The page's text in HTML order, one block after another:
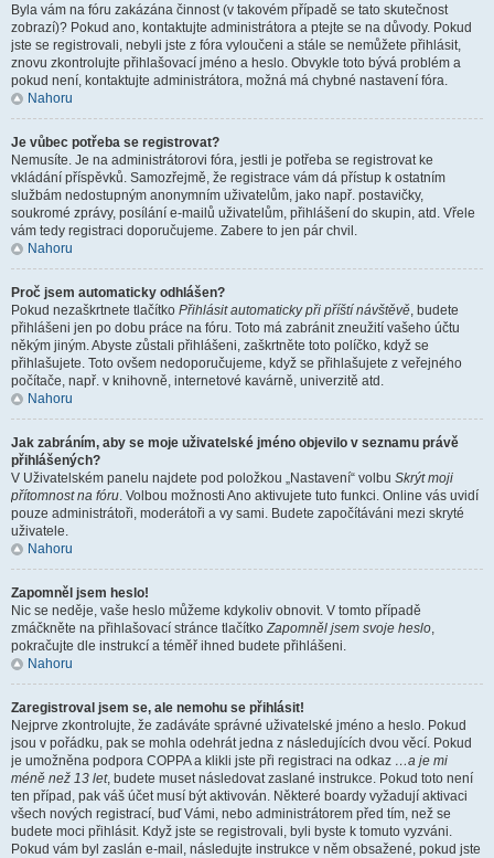
Byla vám na fóru zakázána činnost (v takovém případě se tato skutečnost
zobrazí)? Pokud ano, kontaktujte administrátora a ptejte se na důvody. Pokud
jste se registrovali, nebyli jste z fóra vyloučeni a stále se nemůžete přihlásit,
znovu zkontrolujte přihlašovací jméno a heslo. Obvykle toto bývá problém a
pokud není, kontaktujte administrátora, možná má chybné nastavení fóra.
Nahoru
Je vůbec potřeba se registrovat?
Nemusíte. Je na administrátorovi fóra, jestli je potřeba se registrovat ke
vkládání příspěvků. Samozřejmě, že registrace vám dá přístup k ostatním
službám nedostupným anonymním uživatelům, jako např. postavičky,
soukromé zprávy, posílání e-mailů uživatelům, přihlášení do skupin, atd. Vřele
vám tedy registraci doporučujeme. Zabere to jen pár chvil.
Nahoru
Proč jsem automaticky odhlášen?
Pokud nezaškrtnete tlačítko Přihlásit automaticky při příští návštěvě, budete
přihlášeni jen po dobu práce na fóru. Toto má zabránit zneužití vašeho účtu
někým jiným. Abyste zůstali přihlášeni, zaškrtněte toto políčko, když se
přihlašujete. Toto ovšem nedoporučujeme, když se přihlašujete z veřejného
počítače, např. v knihovně, internetové kavárně, univerzitě atd.
Nahoru
Jak zabráním, aby se moje uživatelské jméno objevilo v seznamu právě
přihlášených?
V Uživatelském panelu najdete pod položkou „Nastavení“ volbu Skrýt moji
přítomnost na fóru. Volbou možnosti Ano aktivujete tuto funkci. Online vás uvidí
pouze administrátoři, moderátoři a vy sami. Budete započítáváni mezi skryté
uživatele.
Nahoru
Zapomněl jsem heslo!
Nic se neděje, vaše heslo můžeme kdykoliv obnovit. V tomto případě
zmáčkněte na přihlašovací stránce tlačítkoZapomněl jsem svoje heslo,
pokračujte dle instrukcí a téměř ihned budete přihlášeni.
Nahoru
Zaregistroval jsem se, ale nemohu se přihlásit!
Nejprve zkontrolujte, že zadáváte správné uživatelské jméno a heslo. Pokud
jsou v pořádku, pak se mohla odehrát jedna z následujících dvou věcí. Pokud
je umožněna podpora COPPA a klikli jste při registraci na odkaz …a je mi
méně než 13 let, budete muset následovat zaslané instrukce. Pokud toto není
ten případ, pak váš účet musí být aktivován. Některé boardy vyžadují aktivaci
všech nových registrací, buď Vámi, nebo administrátorem před tím, než se
budete moci přihlásit. Když jste se registrovali, byli byste k tomuto vyzváni.
Pokud vám byl zaslán e-mail, následujte instrukce v něm obsažené, pokud jste